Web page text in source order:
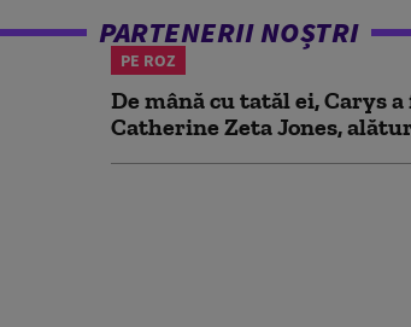
PARTENERII NOȘTRI
PE ROZ
De mână cu tatăl ei, Carys
Catherine Zeta Jones,